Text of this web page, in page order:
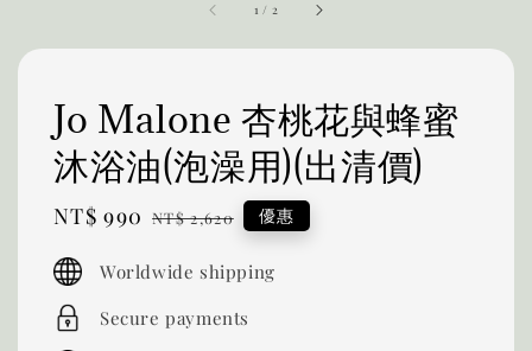
1 / 2
Jo Malone 杏桃花與蜂蜜
沐浴油(泡澡用)(出清價)
Sale
NT$ 990 Regular
NT$ 2,620 優惠
Worldwide shipping
Secure payments